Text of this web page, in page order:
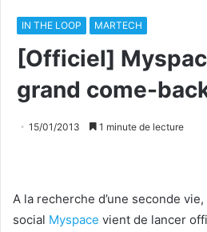
IN THE LOOP MARTECH
[Officiel]
grand come-
15/01/2013 1 minute de lecture
A la recherche d’une seconde
social Myspace vient de lancer